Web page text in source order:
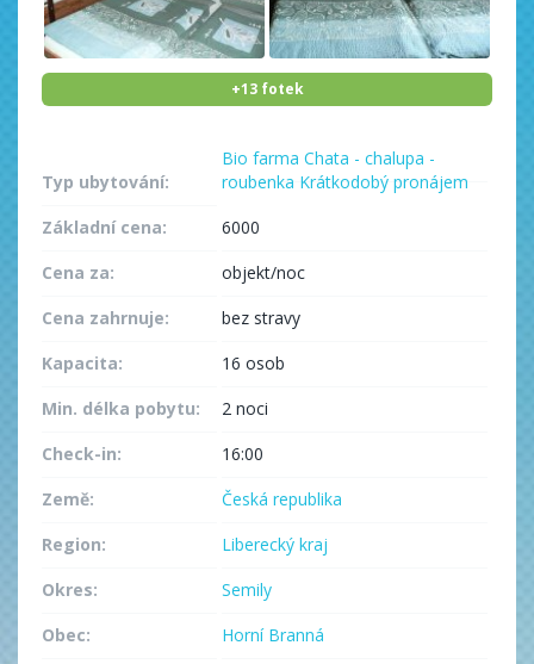
+13 fotek
Typ ubytování:
Bio farma Chata - chalupa -
roubenka Krátkodobý pronájem
Základní cena:
6000
Cena za:
objekt/noc
Cena zahrnuje:
bez stravy
Kapacita:
16 osob
Min. délka pobytu:
2 noci
Check-in:
16:00
Země:
Česká republika
Region:
Liberecký kraj
Okres:
Semily
Obec:
Horní Branná